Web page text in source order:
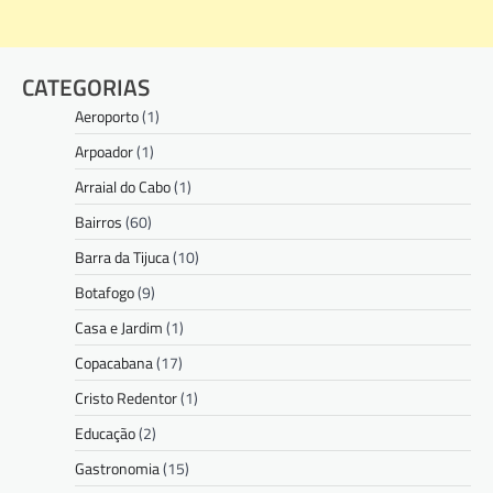
CATEGORIAS
Aeroporto(1)
Arpoador(1)
Arraial do Cabo(1)
Bairros(60)
Barra da Tijuca(10)
Botafogo(9)
Casa e Jardim(1)
Copacabana(17)
Cristo Redentor(1)
Educação(2)
Gastronomia(15)